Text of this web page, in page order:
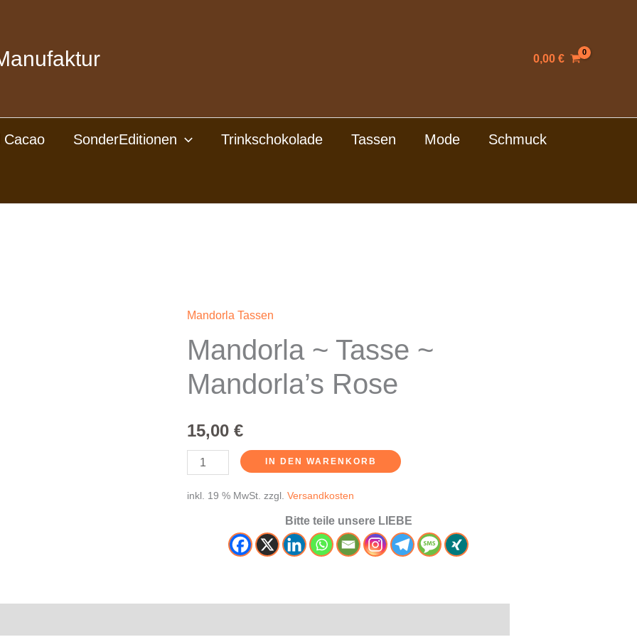
0,00 €
Cacao SonderEditionen Trinkschokolade Tassen Mode Schmuck
Mandorla Tassen
Mandorla ~ Tasse ~
Mandorla’s Rose
15,00€
Mandorla
~
Tasse
~
Rose
Menge
IN DEN WARENKORB
inkl. 19 % MwSt. zzgl.Versandkosten
Bitte teile unsere LIEBE